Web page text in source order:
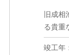
旧成
る貴重
竣工年